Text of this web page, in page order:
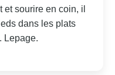
et sourire en coin, il
dans les plats
Lepage.